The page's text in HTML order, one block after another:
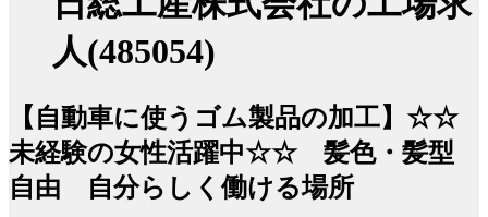
人(485054)
【自動車に使うゴム製品の加工】☆☆
未経験の女性活躍中☆☆ 髪色・髪型
自由 自分らしく働ける場所